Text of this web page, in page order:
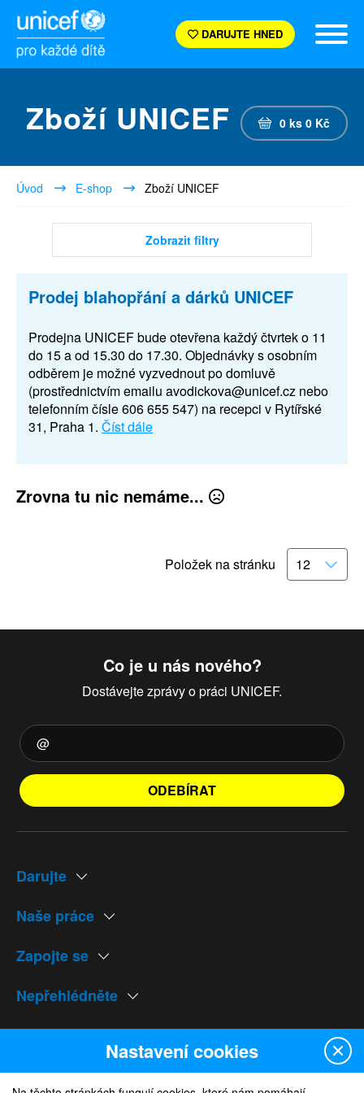
DARUJTE HNED
Zboží UNICEF 0 ks 0 Kč
Úvod E-shop Zboží UNICEF
Zobrazit filtry
Prodej blahopřání a dárků UNICEF
Prodejna UNICEF bude otevřena každý čtvrtek o 11
do 15 a od 15.30 do 17.30. Objednávky s osobním
odběrem je možné vyzvednout po domluvě
(prostřednictvím emailu avodickova@unicef.cz nebo
telefonním čísle 606 655 547) na recepci v Rytířské
31, Praha 1. Číst dále
Zrovna tu nic nemáme...
Položek na stránku
Co je u nás nového?
Dostávejte zprávy o práci UNICEF.
ODEBÍRAT
Darujte
Naše práce
Zapojte se
Nepřehlédněte
Naše weby
Nastavení cookies